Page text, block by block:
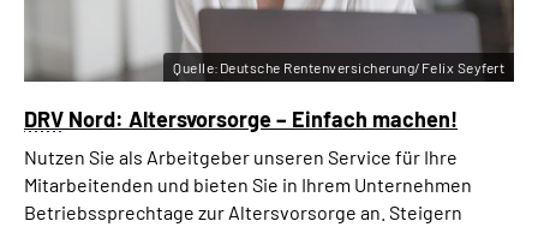
DRV Nord: Altersvorsorge – Einfach machen!
Nutzen Sie als Arbeitgeber unseren Service für Ihre
Mitarbeitenden und bieten Sie in Ihrem Unternehmen
Betriebssprechtage zur Altersvorsorge an. Steigern
Quelle:Deutsche Rentenversicherung/Felix Seyfert